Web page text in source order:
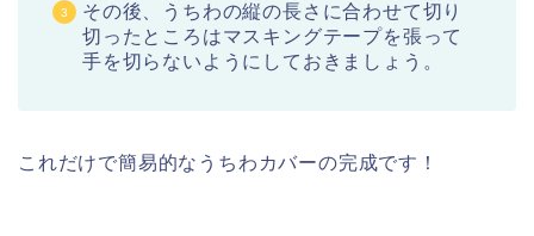
その後、うちわの縦の長さに合わせて切り
切ったところはマスキングテープを張って
手を切らないようにしておきましょう。
これだけで簡易的なうちわカバーの完成です！